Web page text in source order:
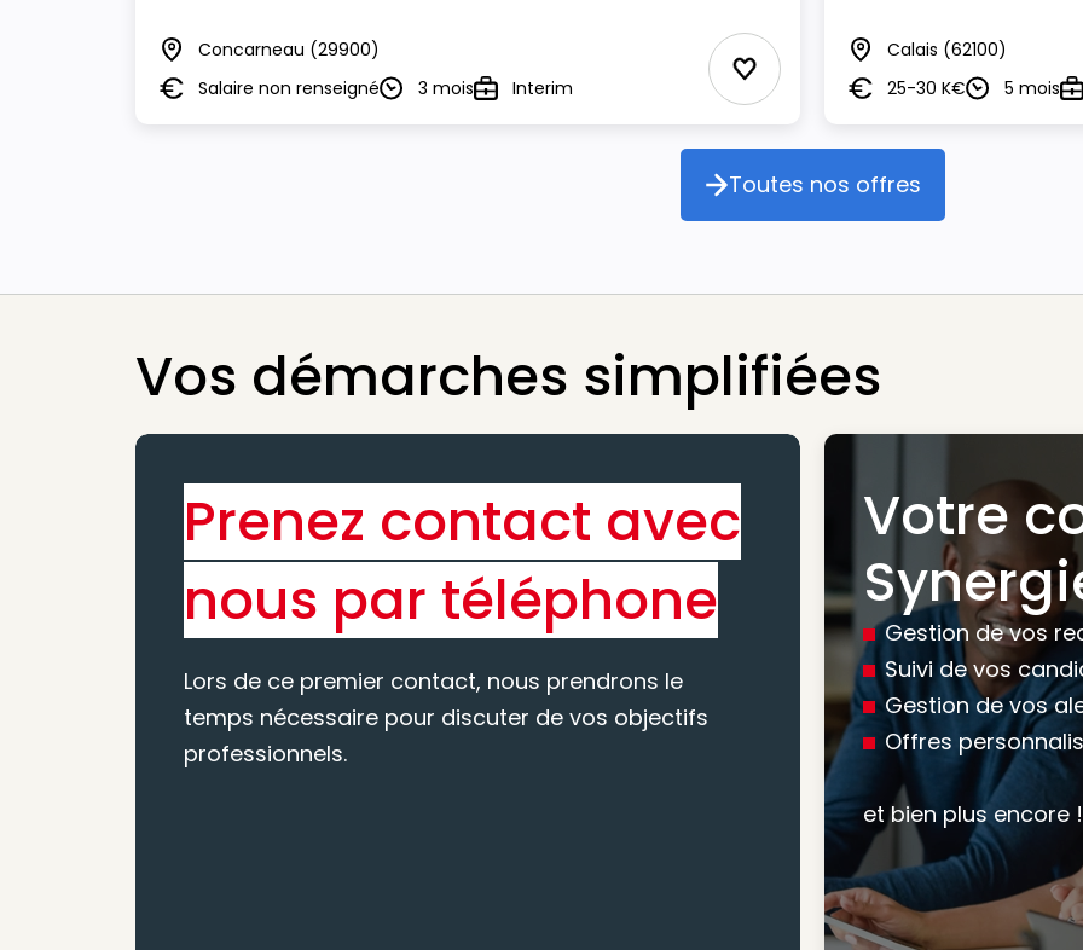
Lieu Concarneau (29900)
SalaireSalaire non renseignéDurée3 moisTypeInterim Ajouter aux Favoris
Lieu Calais (62100)
Salaire25-30 K€Durée5 mois
Toutes nos offres
Toutes nos offres
Vos démarches simplifiées
Prenez contact avec
nous par téléphone
Lors de ce premier contact, nous prendrons le
temps nécessaire pour discuter de vos objectifs
professionnels.
Nous vous
votre recherche,
mesure pour
atteindre vos
Votre
Gestion de vos
Suivi de vos
Gestion de vos
Offres
et bien plus encore !